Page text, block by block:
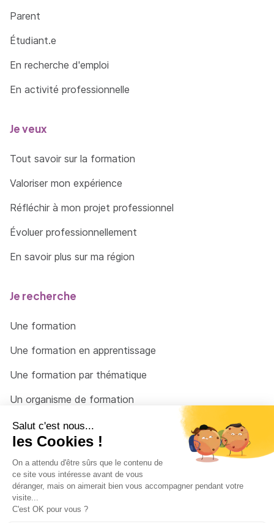
Parent
Étudiant.e
En recherche d'emploi
En activité professionnelle
Je veux
Tout savoir sur la formation
Valoriser mon expérience
Réfléchir à mon projet professionnel
Évoluer professionnellement
En savoir plus sur ma région
Je recherche
Une formation
Une formation en apprentissage
Une formation par thématique
Un organisme de formation
Un conseiller
Une solution pour raccrocher